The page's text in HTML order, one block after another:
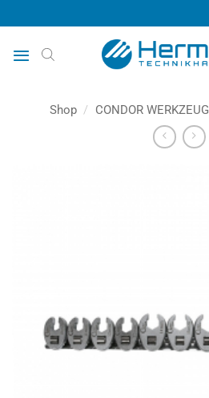
Inhalt
springen
Shop / CONDOR WERKZEUG